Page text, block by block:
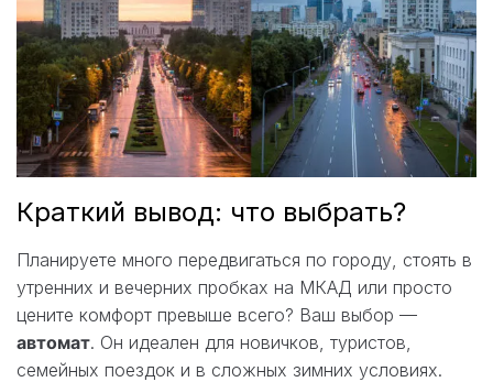
Краткий вывод: что выбрать?
Планируете много передвигаться по городу, стоять в
утренних и вечерних пробках на МКАД или просто
цените комфорт превыше всего? Ваш выбор —
автомат. Он идеален для новичков, туристов,
семейных поездок и в сложных зимних условиях.